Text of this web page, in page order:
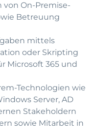
On-Premise-
Betreuung
mittels
oder Skripting
Microsoft 365 und
Technologien wie
Server, AD
Stakeholdern
sowie Mitarbeit in